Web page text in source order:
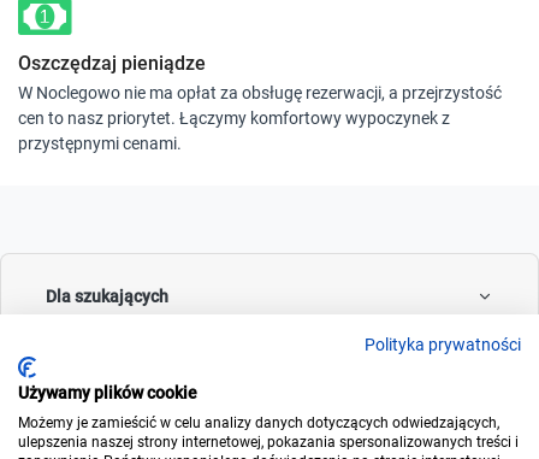
Oszczędzaj pieniądze
W Noclegowo nie ma opłat za obsługę rezerwacji, a przejrzystość
cen to nasz priorytet. Łączymy komfortowy wypoczynek z
przystępnymi cenami.
Dla szukających
Dla wynajmujących
Polityka prywatności
Używamy plików cookie
Możemy je zamieścić w celu analizy danych dotyczących odwiedzających,
ulepszenia naszej strony internetowej, pokazania spersonalizowanych treści i